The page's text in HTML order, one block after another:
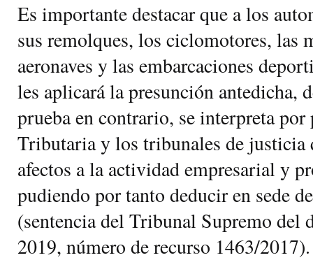
Es importante destacar que a los
sus remolques, los ciclomotores, las
aeronaves y las embarcaciones
les aplicará la presunción antedicha,
prueba en contrario, se interpreta por
Tributaria y los tribunales de justicia
afectos a la actividad empresarial y
pudiendo por tanto deducir en sede
(sentencia del Tribunal Supremo del
2019, número de recurso 1463/2017).